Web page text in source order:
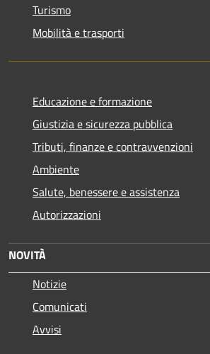
Turismo
Mobilità e trasporti
Educazione e formazione
Giustizia e sicurezza pubblica
Tributi, finanze e contravvenzioni
Ambiente
Salute, benessere e assistenza
Autorizzazioni
NOVITÀ
Notizie
Comunicati
Avvisi